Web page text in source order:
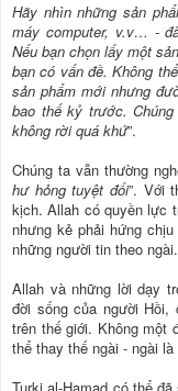
Hãy nhìn những sản
máy computer, v.v… -
Nếu bạn chọn lấy một
bạn có vấn đề. Không
sản phẩm mới nhưng
bao thế kỷ trước.
không rời quá khứ”.
Chúng ta vẫn thường
hư hỏng tuyệt đối”. Với
kịch. Allah có quyền lực
nhưng kẻ phải hứng
những người tin theo ngài.
Allah và những lời dạy
đời sống của người
trên thế giới. Không một
thể thay thế ngài - ngài